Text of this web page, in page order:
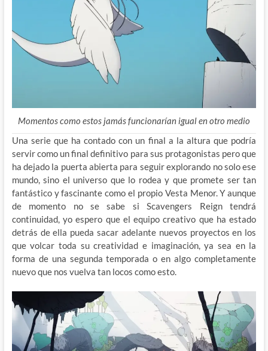
Momentos como estos jamás funcionarían igual en otro medio
Una serie que ha contado con un final a la altura que podría
servir como un final definitivo para sus protagonistas pero que
ha dejado la puerta abierta para seguir explorando no solo ese
mundo, sino el universo que lo rodea y que promete ser tan
fantástico y fascinante como el propio Vesta Menor. Y aunque
de momento no se sabe si Scavengers Reign tendrá
continuidad, yo espero que el equipo creativo que ha estado
detrás de ella pueda sacar adelante nuevos proyectos en los
que volcar toda su creatividad e imaginación, ya sea en la
forma de una segunda temporada o en algo completamente
nuevo que nos vuelva tan locos como esto.